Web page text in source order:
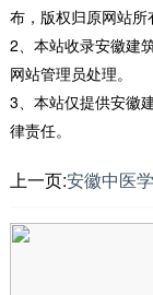
布，版权归原网站所
2、本站收录安徽建
网站管理员处理。
3、本站仅提供安徽
律责任。
上一页:安徽中医